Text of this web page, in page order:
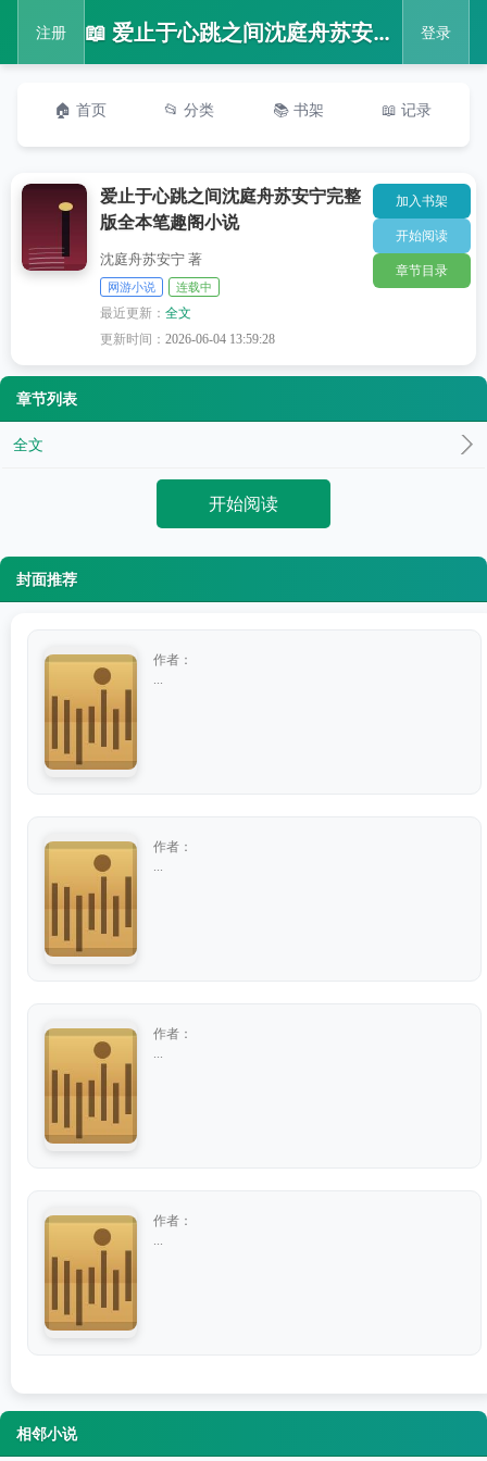
注册 📖 爱止于心跳之间沈庭舟苏安宁完整版全本笔趣阁小说 登录
🏠 首页 📂 分类 📚 书架 📖 记录
爱止于心跳之间沈庭舟苏安宁完整
版全本笔趣阁小说
沈庭舟苏安宁 著
网游小说 连载中
最近更新：全文
更新时间：2026-06-04 13:59:28
加入书架
开始阅读
章节目录
章节列表
全文
开始阅读
封面推荐
作者：
作者：
作者：
作者：
相邻小说